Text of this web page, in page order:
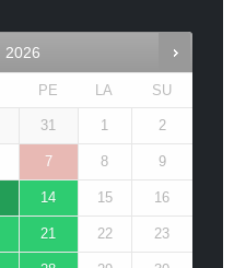
2026
PE LA SU
31 1 2
7 8 9
14 15 16
21 22 23